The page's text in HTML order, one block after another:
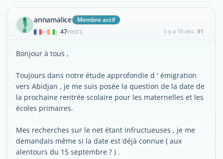
annamalice Membre actif
| 47POSTS il y a 10 ans #1
Bonjour à tous ,
Toujours dans notre étude approfondie d ' émigration
vers Abidjan , je me suis posée la question de la date de
la prochaine rentrée scolaire pour les maternelles et les
écoles primaires.
Mes recherches sur le net étant infructueuses , je me
demandais même si la date est déjà connue ( aux
alentours du 15 septembre ? ) .